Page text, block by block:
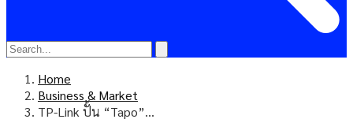
Home
Business & Market
TP-Link ปั้น “Tapo”…